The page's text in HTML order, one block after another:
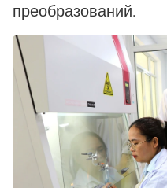
преобразований.